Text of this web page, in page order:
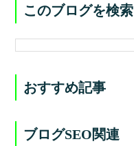
このブログを検索
おすすめ記事
ブログSEO関連